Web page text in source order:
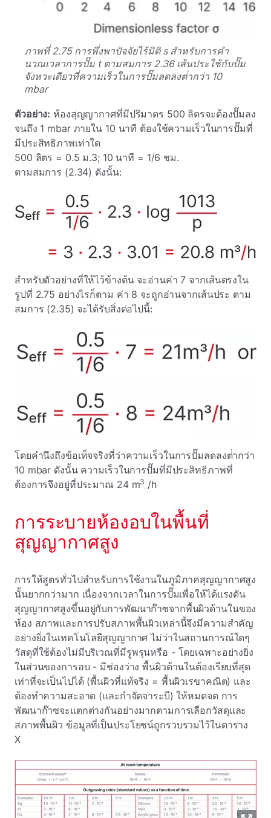
ภาพที่ 2.75 การพึ่งพาปัจจัยไร้มิติ s สําหรับการคํา
นวณเวลาการปั๊ม t ตามสมการ 2.36 เส้นประใช้กับปั๊ม
จังหวะเดียวที่ความเร็วในการปั๊มลดลงต่ํากว่า 10
mbar
ตัวอย่าง: ห้องสุญญากาศที่มีปริมาตร 500 ลิตรจะต้องปั๊มลง
จนถึง 1 mbar ภายใน 10 นาที ต้องใช้ความเร็วในการปั๊มที่
มีประสิทธิภาพเท่าใด
500 ลิตร = 0.5 ม.3; 10 นาที = 1/6 ชม.
ตามสมการ (2.34) ดังนั้น:
สําหรับตัวอย่างที่ให้ไว้ข้างต้น จะอ่านค่า 7 จากเส้นตรงใน
รูปที่ 2.75 อย่างไรก็ตาม ค่า 8 จะถูกอ่านจากเส้นประ ตาม
สมการ (2.35) จะได้รับสิ่งต่อไปนี้:
โดยคํานึงถึงข้อเท็จจริงที่ว่าความเร็วในการปั๊มลดลงต่ํากว่า
10 mbar ดังนั้น ความเร็วในการปั๊มที่มีประสิทธิภาพที่
ต้องการจึงอยู่ที่ประมาณ 24 m3 /h
การระบายห้องอบในพื้นที่
สุญญากาศสูง
การให้สูตรทั่วไปสําหรับการใช้งานในภูมิภาคสุญญากาศสูง
นั้นยากกว่ามาก เนื่องจากเวลาในการปั๊มเพื่อให้ได้แรงดัน
สุญญากาศสูงขึ้นอยู่กับการพัฒนาก๊าซจากพื้นผิวด้านในของ
ห้อง สภาพและการปรับสภาพพื้นผิวเหล่านี้จึงมีความสําคัญ
อย่างยิ่งในเทคโนโลยีสุญญากาศ ไม่ว่าในสถานการณ์ใดๆ
วัสดุที่ใช้ต้องไม่มีบริเวณที่มีรูพรุนหรือ - โดยเฉพาะอย่างยิ่ง
ในส่วนของการอบ - มีช่องว่าง พื้นผิวด้านในต้องเรียบที่สุด
เท่าที่จะเป็นไปได้ (พื้นผิวที่แท้จริง = พื้นผิวเรขาคณิต) และ
ต้องทําความสะอาด (และกําจัดจาระบี) ให้หมดจด การ
พัฒนาก๊าซจะแตกต่างกันอย่างมากตามการเลือกวัสดุและ
สภาพพื้นผิว ข้อมูลที่เป็นประโยชน์ถูกรวบรวมไว้ในตาราง
X